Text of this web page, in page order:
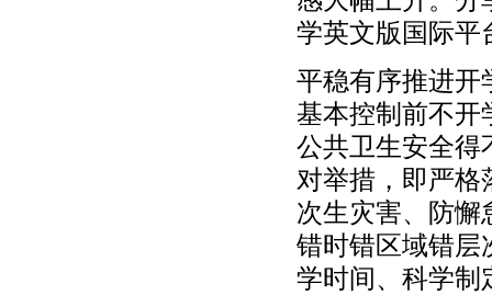
学英文版国际平
平稳有序推进开
基本控制前不开
公共卫生安全得
对举措，即严格
次生灾害、防懈
错时错区域错层
学时间、科学制